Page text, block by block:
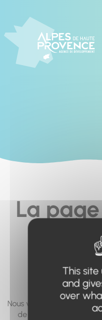
La
vous
Nous vous invitons à
de page, ou à utiliser
This site
and
over